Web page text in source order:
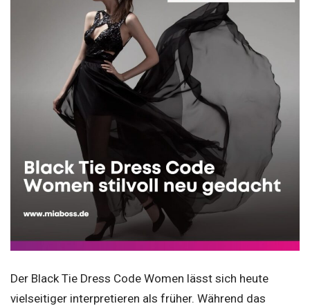
Der Black Tie Dress Code Women lässt sich heute
vielseitiger interpretieren als früher. Während das